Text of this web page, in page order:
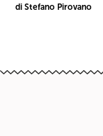
di Stefano Pirovano